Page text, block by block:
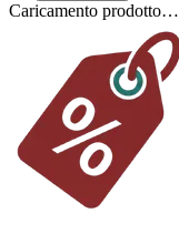
Caricamento prodotto…